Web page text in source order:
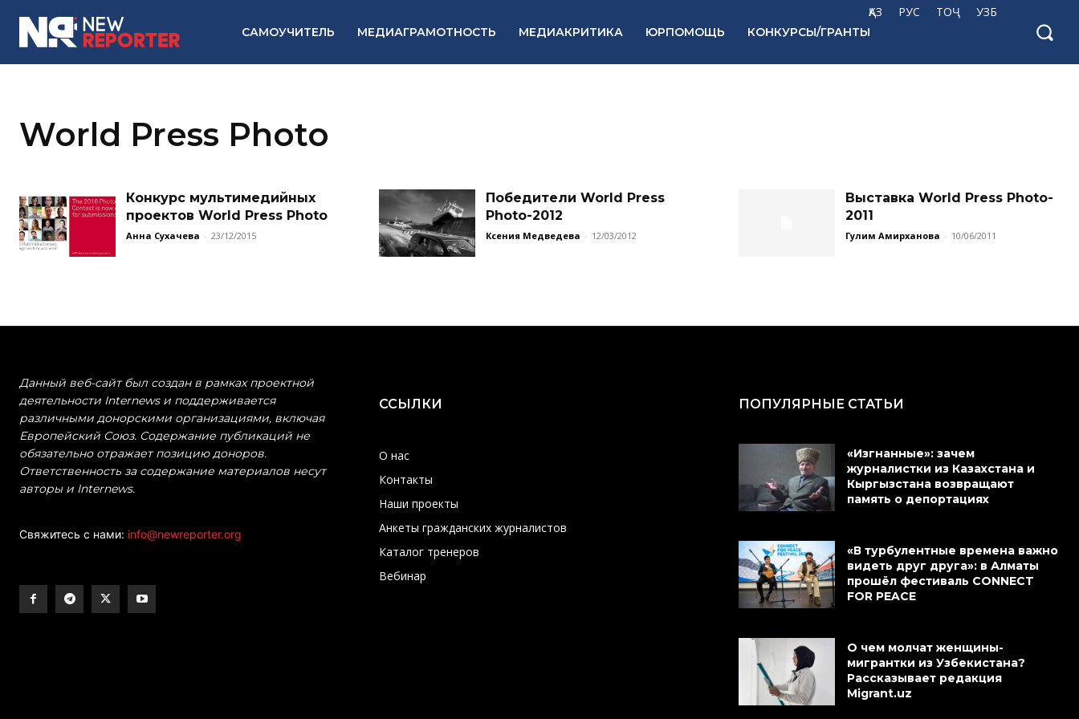
ҚАЗ РУС ТОҶ УЗБ
САМОУЧИТЕЛЬ МЕДИАГРАМОТНОСТЬ МЕДИАКРИТИКА ЮРПОМОЩЬ КОНКУРСЫ/ГРАНТЫ
World Press Photo
Конкурс мультимедийных
проектов World Press Photo
Анна Сухачева - 23/12/2015
Победители World Press
Photo-2012
Ксения Медведева - 12/03/2012
Выставка World Press Photo-
2011
Гулим Амирханова - 10/06/2011
Данный веб-сайт был создан в рамках проектной
деятельности Internews и поддерживается
различными донорскими организациями, включая
Европейский Союз. Содержание публикаций не
обязательно отражает позицию доноров.
Ответственность за содержание материалов несут
авторы и Internews.
Свяжитесь с нами: info@newreporter.org
ССЫЛКИ
О нас
Контакты
Наши проекты
Анкеты гражданских журналистов
Каталог тренеров
Вебинар
ПОПУЛЯРНЫЕ СТАТЬИ
«Изгнанные»: зачем
журналистки из Казахстана и
Кыргызстана возвращают
память о депортациях
«В турбулентные времена важно
видеть друг друга»: в Алматы
прошёл фестиваль CONNECT
FOR PEACE
О чем молчат женщины-
мигрантки из Узбекистана?
Рассказывает редакция
Migrant.uz